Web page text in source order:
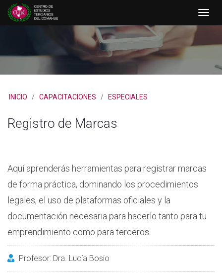
Toggle
INICIO / CAPACITACIONES / ESPECIALES
Registro de Marcas
Aquí aprenderás herramientas para registrar marcas
de forma práctica, dominando los procedimientos
legales, el uso de plataformas oficiales y la
documentación necesaria para hacerlo tanto para tu
emprendimiento como para terceros
Profesor: Dra. Lucía Bosio